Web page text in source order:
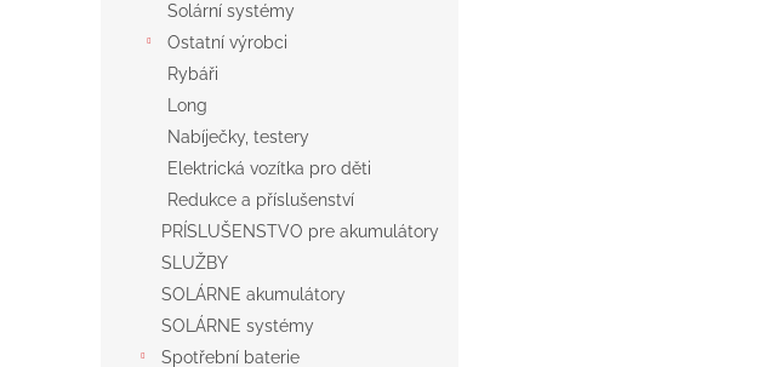
Solární systémy
Ostatní výrobci
Rybáři
Long
Nabíječky, testery
Elektrická vozítka pro děti
Redukce a příslušenství
PRÍSLUŠENSTVO pre akumulátory
SLUŽBY
SOLÁRNE akumulátory
SOLÁRNE systémy
Spotřební baterie